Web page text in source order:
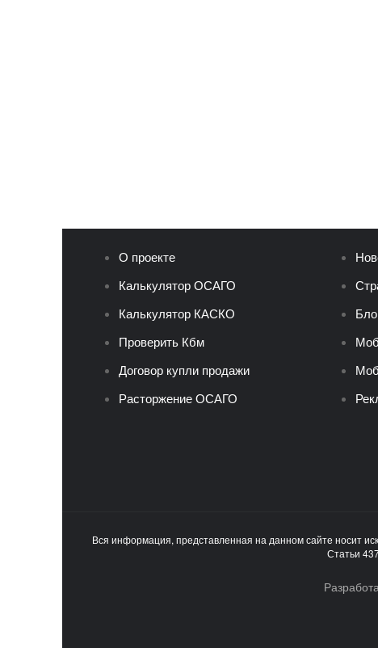
О проекте
Калькулятор ОСАГО
Калькулятор КАСКО
Проверить Кбм
Договор купли продажи
Расторжение ОСАГО
Вся информация, представленная на данном сайте носит
Статьи